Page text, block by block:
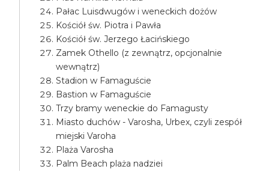
Pałac Luisdwugów i weneckich dożów
Kościół św. Piotra i Pawła
Kościół św. Jerzego Łacińskiego
Zamek Othello (z zewnątrz, opcjonalnie
wewnątrz)
Stadion w Famaguście
Bastion w Famaguście
Trzy bramy weneckie do Famagusty
Miasto duchów - Varosha, Urbex, czyli zespół
miejski Varoha
Plaża Varosha
Palm Beach plaża nadziei